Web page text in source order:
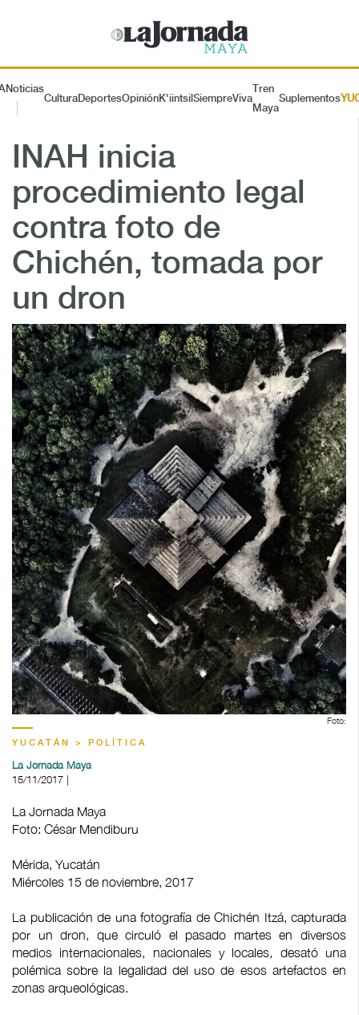
Noticias
CulturaDeportesOpiniónK'iintsil SiempreViva
Tren
Maya
Suplementos
INAH inicia
procedimiento legal
contra foto de
Chichén, tomada por
un dron
Foto:
YUCATÁN > POLÍTICA
La Jornada Maya
15/11/2017 |
La Jornada Maya
Foto: César Mendiburu
Mérida, Yucatán
Miércoles 15 de noviembre, 2017
La publicación de una fotografía de Chichén Itzá, capturada
por un dron, que circuló el pasado martes en diversos
medios internacionales, nacionales y locales, desató una
polémica sobre la legalidad del uso de esos artefactos en
zonas arqueológicas.